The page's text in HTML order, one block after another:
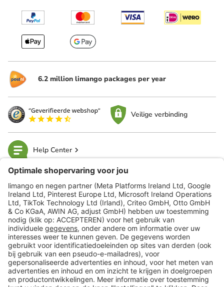
6.2 million limango packages per year
Veilige verbinding
Help Center
limango
Veilig winkelen
Klantenservice
Shop
Acties